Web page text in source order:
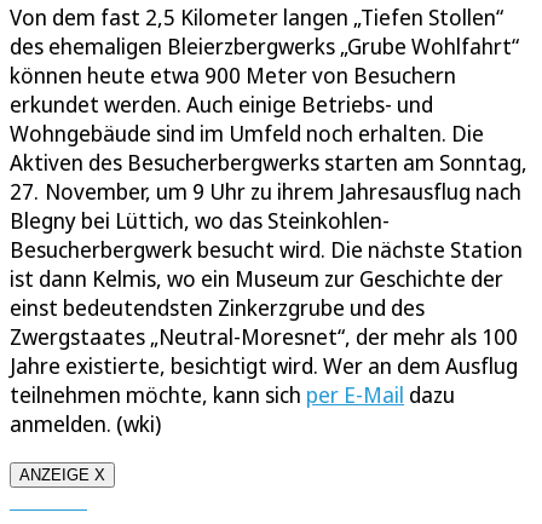
Von dem fast 2,5 Kilometer langen „Tiefen Stollen“
des ehemaligen Bleierzbergwerks „Grube Wohlfahrt“
können heute etwa 900 Meter von Besuchern
erkundet werden. Auch einige Betriebs- und
Wohngebäude sind im Umfeld noch erhalten. Die
Aktiven des Besucherbergwerks starten am Sonntag,
27. November, um 9 Uhr zu ihrem Jahresausflug nach
Blegny bei Lüttich, wo das Steinkohlen-
Besucherbergwerk besucht wird. Die nächste Station
ist dann Kelmis, wo ein Museum zur Geschichte der
einst bedeutendsten Zinkerzgrube und des
Zwergstaates „Neutral-Moresnet“, der mehr als 100
Jahre existierte, besichtigt wird. Wer an dem Ausflug
teilnehmen möchte, kann sich per E-Mail dazu
anmelden. (wki)
ANZEIGE X